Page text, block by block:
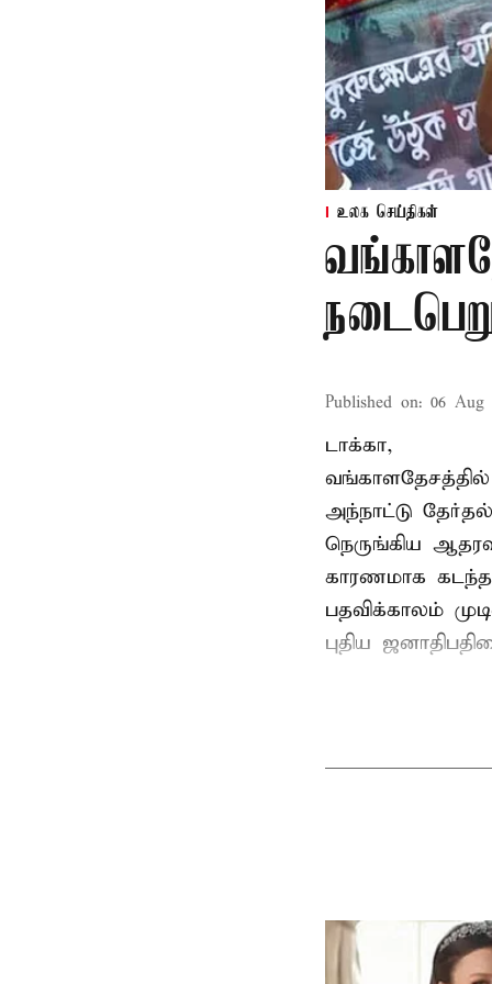
உலக செய்திகள்
Published on: 06 Aug
டாக்கா,
அந்நாட்டு
நெருங்கிய
காரணமாக
பதவிக்காலம்
புதிய